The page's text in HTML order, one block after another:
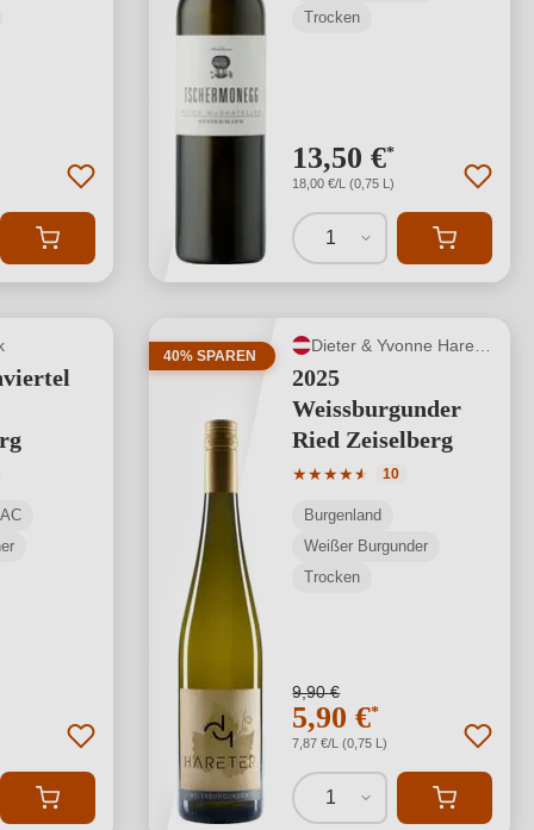
Trocken
13,50 €*
18,00 €/L (0,75 L)
1
Bewertung von 5 von 5 Sternen
40% SPAREN
2025
Weissburgunder
Ried Zeiselberg
★★★★★
★
Durchschnittliche
10
Burgenland
Weißer Burgunder
Trocken
9,90 €
5,90 €*
7,87 €/L (0,75 L)
1